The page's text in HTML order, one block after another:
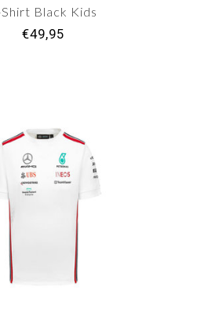
Black Kids
€49,95